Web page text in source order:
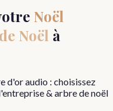
Noël
Noël à
d'or audio : choisissez
& arbre de noël